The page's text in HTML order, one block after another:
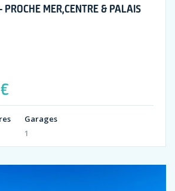
MER,CENTRE & PALAIS
Garages
1